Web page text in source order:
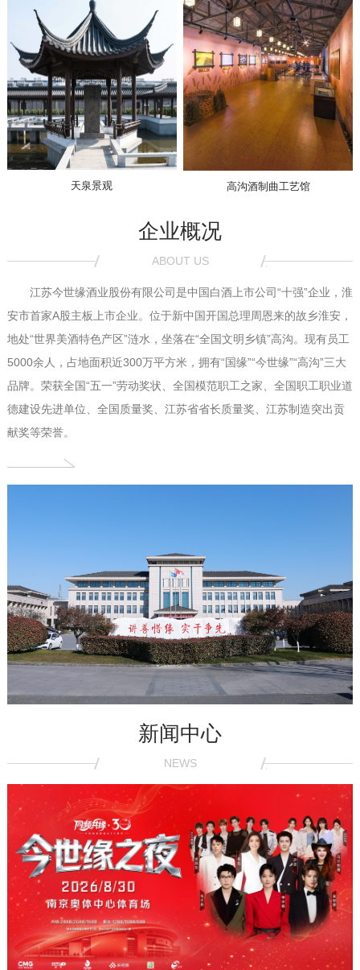
天泉景观 高沟酒制曲工艺馆
企业概况
ABOUT US
江苏今世缘酒业股份有限公司是中国白酒上市公司“十强”企业，淮
安市首家A股主板上市企业。位于新中国开国总理周恩来的故乡淮安，
地处“世界美酒特色产区”涟水，坐落在“全国文明乡镇”高沟。现有员工
5000余人，占地面积近300万平方米，拥有“国缘”“今世缘”“高沟”三大
品牌。荣获全国“五一”劳动奖状、全国模范职工之家、全国职工职业道
德建设先进单位、全国质量奖、江苏省省长质量奖、江苏制造突出贡
献奖等荣誉。
新闻中心
NEWS